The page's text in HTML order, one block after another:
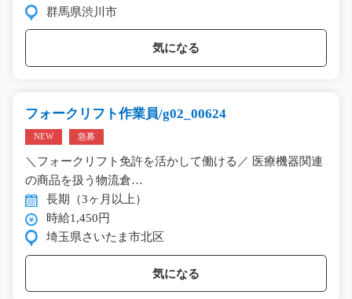
群馬県渋川市
気になる
フォークリフト作業員/g02_00624
NEW 急募
＼フォークリフト免許を活かして働ける／ 医療機器関連
の商品を扱う物流倉…
長期（3ヶ月以上）
時給1,450円
埼玉県さいたま市北区
気になる